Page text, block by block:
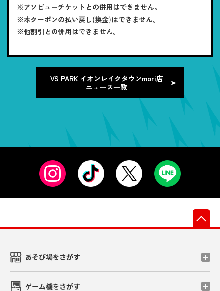
※アソビューチケットとの併用はできません。
※本クーポンの払い戻し(換金)はできません。
※他割引との併用はできません。
VS PARK イオンレイクタウンmori店
ニュース一覧
あそび場をさがす
ゲーム機をさがす